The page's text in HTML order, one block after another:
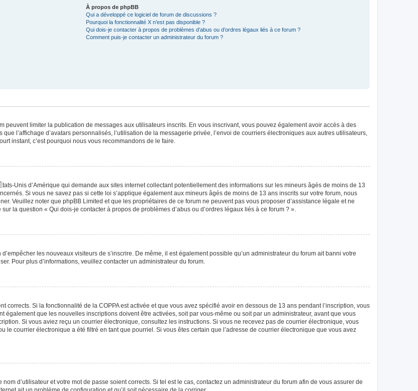
À propos de phpBB
Qui a développé ce logiciel de forum de discussions ?
Pourquoi la fonctionnalité X n’est pas disponible ?
Qui dois-je contacter à propos de problèmes d’abus ou d’ordres légaux liés à ce forum ?
Comment puis-je contacter un administrateur du forum ?
peuvent limiter la publication de messages aux utilisateurs inscrits. En vous inscrivant, vous pouvez également avoir accès à des
l’affichage d’avatars personnalisés, l’utilisation de la messagerie privée, l’envoi de courriers électroniques aux autres utilisateurs,
instant, c’est pourquoi nous vous recommandons de le faire.
Unis d’Amérique qui demande aux sites internet collectant potentiellement des informations sur les mineurs âgés de moins de 13
Si vous ne savez pas si cette loi s’applique également aux mineurs âgés de moins de 13 ans inscrits sur votre forum, nous
Veuillez noter que phpBB Limited et que les propriétaires de ce forum ne peuvent pas vous proposer d’assistance légale et ne
la question « Qui dois-je contacter à propos de problèmes d’abus ou d’ordres légaux liés à ce forum ? ».
les nouveaux visiteurs de s’inscrire. De même, il est également possible qu’un administrateur du forum ait banni votre
Pour plus d’informations, veuillez contacter un administrateur du forum.
corrects. Si la fonctionnalité de la COPPA est activée et que vous avez spécifié avoir en dessous de 13 ans pendant l’inscription, vous
que les nouvelles inscriptions doivent être activées, soit par vous-même ou soit par un administrateur, avant que vous
Si vous aviez reçu un courrier électronique, consultez les instructions. Si vous ne recevez pas de courrier électronique, vous
courrier électronique a été filtré en tant que pourriel. Si vous êtes certain que l’adresse de courrier électronique que vous avez
d’utilisateur et votre mot de passe soient corrects. Si tel est le cas, contactez un administrateur du forum afin de vous assurer de